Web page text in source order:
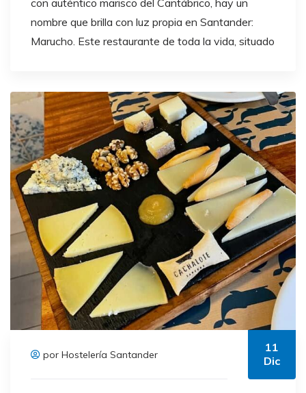
nombre que brilla con luz propia en Santander:
Marucho. Este restaurante de toda la vida, situado
por Hostelería Santander
11
Dic